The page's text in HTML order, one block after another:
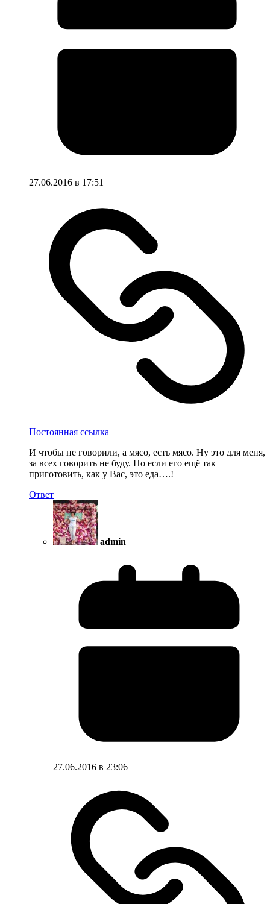
27.06.2016 в 17:51
Постоянная ссылка
И чтобы не говорили, а мясо, есть мясо. Ну это для меня,
за всех говорить не буду. Но если его ещё так
приготовить, как у Вас, это еда….!
Ответ
admin
27.06.2016 в 23:06